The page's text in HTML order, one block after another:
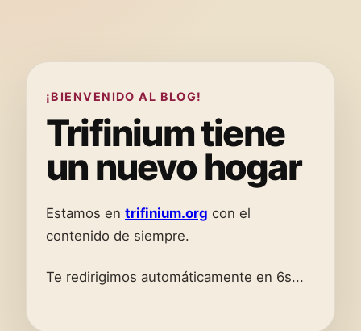
¡BIENVENIDO AL BLOG!
Trifinium tiene
un nuevo hogar
Estamos en trifinium.org con el
contenido de siempre.
Te redirigimos automáticamente en 6s...